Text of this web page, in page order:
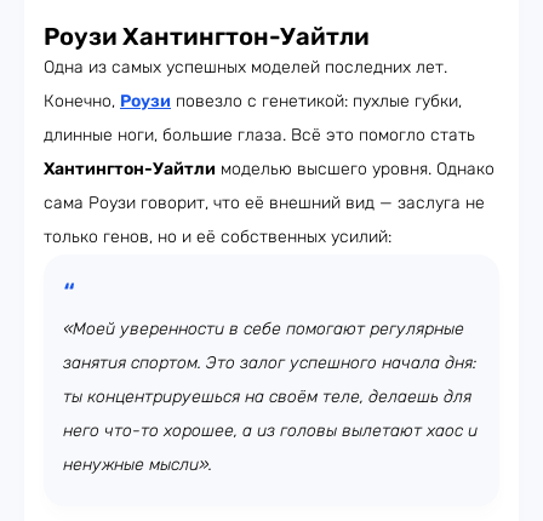
Роузи Хантингтон-Уайтли
Одна из самых успешных моделей последних лет.
Конечно, Роузи повезло с генетикой: пухлые губки,
длинные ноги, большие глаза. Всё это помогло стать
Хантингтон-Уайтли моделью высшего уровня. Однако
сама Роузи говорит, что её внешний вид — заслуга не
только генов, но и её собственных усилий:
«Моей уверенности в себе помогают регулярные
занятия спортом. Это залог успешного начала дня:
ты концентрируешься на своём теле, делаешь для
него что-то хорошее, а из головы вылетают хаос и
ненужные мысли».